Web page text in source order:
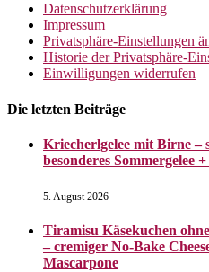
Datenschutzerklärung
Impressum
Privatsphäre-Einstellungen
Historie der Privatsphäre-
Einwilligungen widerrufen
Die letzten Beiträge
Kriecherlgelee mit Birne –
besonderes Sommergelee
5. August 2026
Tiramisu Käsekuchen
– cremiger No-Bake
Mascarpone